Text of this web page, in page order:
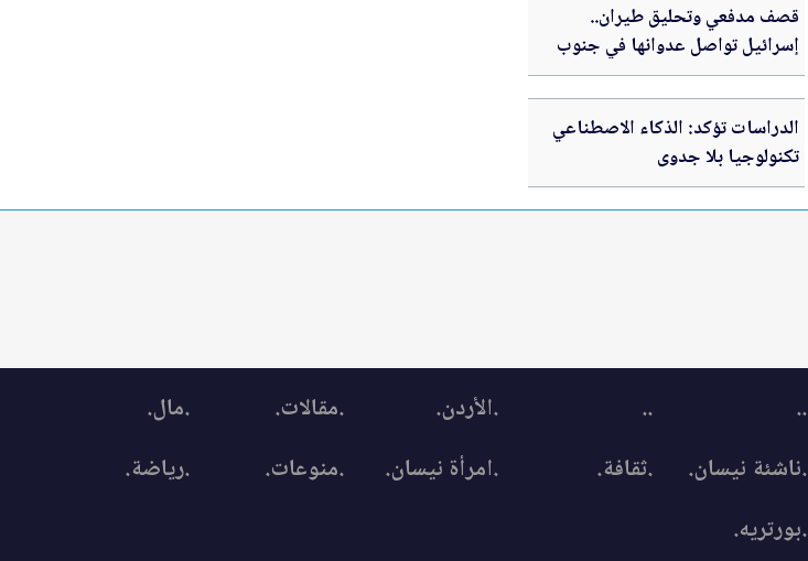
قصف مدفعي وتحليق طيران..
إسرائيل تواصل عدوانها في جنوب
لبنان
الدراسات تؤكد: الذكاء الاصطناعي
تكنولوجيا بلا جدوى
..
.. .الأردن. .مقالات.
.مال.
.ناشئة نيسان. .ثقافة. .امرأة نيسان. .منوعات.
.رياضة.
.بورتريه.